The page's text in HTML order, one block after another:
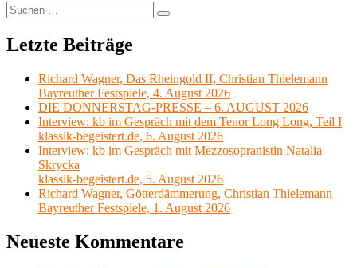
Suchen
nach:
Suchen
Letzte Beiträge
Richard Wagner, Das Rheingold II, Christian Thielemann
Bayreuther Festspiele, 4. August 2026
DIE DONNERSTAG-PRESSE – 6. AUGUST 2026
Interview: kb im Gespräch mit dem Tenor Long Long, Teil I
klassik-begeistert.de, 6. August 2026
Interview: kb im Gespräch mit Mezzosopranistin Natalia
Skrycka
klassik-begeistert.de, 5. August 2026
Richard Wagner, Götterdämmerung, Christian Thielemann
Bayreuther Festspiele, 1. August 2026
Neueste Kommentare